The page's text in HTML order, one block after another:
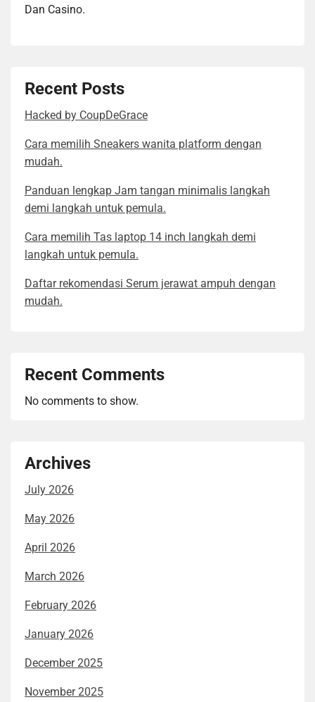
Dan Casino.
Recent Posts
Hacked by CoupDeGrace
Cara memilih Sneakers wanita platform dengan
mudah.
Panduan lengkap Jam tangan minimalis langkah
demi langkah untuk pemula.
Cara memilih Tas laptop 14 inch langkah demi
langkah untuk pemula.
Daftar rekomendasi Serum jerawat ampuh dengan
mudah.
Recent Comments
No comments to show.
Archives
July 2026
May 2026
April 2026
March 2026
February 2026
January 2026
December 2025
November 2025